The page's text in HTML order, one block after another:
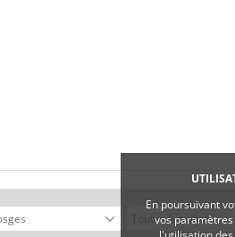
En poursuivant
vos paramètres